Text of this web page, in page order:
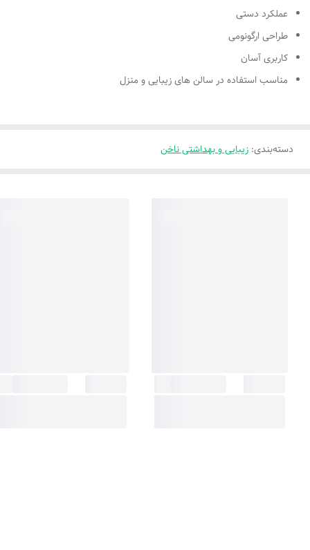
عملکرد دستی
طراحی ارگونومی
کاربری آسان
مناسب استفاده در سالن های زیبایی و منزل
دسته‌بندی: زیبایی و بهداشتی ناخن